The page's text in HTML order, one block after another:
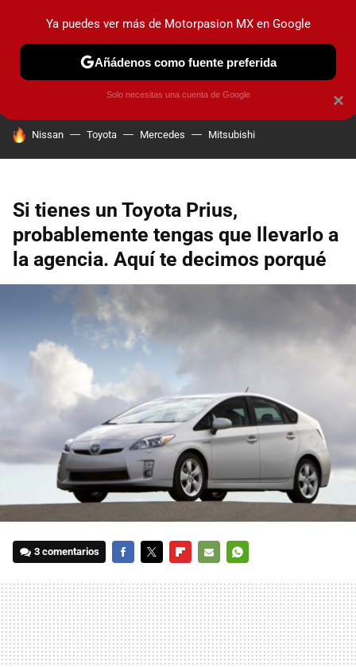
PRUEBAS INDUSTRIA HOY NO CIRCULA
HOY SE HABLA DE
Nissan Toyota Mercedes Mitsubishi
Si tienes un Toyota Prius,
probablemente tengas que llevarlo a
la agencia. Aquí te decimos porqué
3 comentarios
MAIL
×
Ya puedes ver más de Motorpasion MX en Google
Añádenos como fuente preferida
Solo necesitas una cuenta de Google